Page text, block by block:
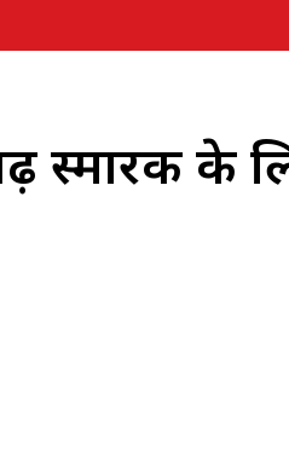
स्मारक